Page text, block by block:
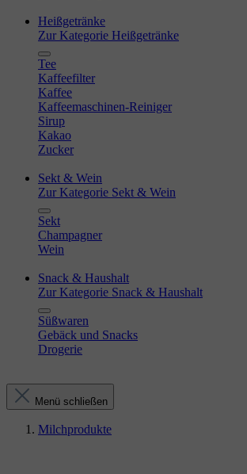
Heißgetränke
Zur Kategorie Heißgetränke
Tee
Kaffeefilter
Kaffee
Kaffeemaschinen-Reiniger
Sirup
Kakao
Zucker
Sekt & Wein
Zur Kategorie Sekt & Wein
Sekt
Champagner
Wein
Snack & Haushalt
Zur Kategorie Snack & Haushalt
Süßwaren
Gebäck und Snacks
Drogerie
Menü schließen
Milchprodukte